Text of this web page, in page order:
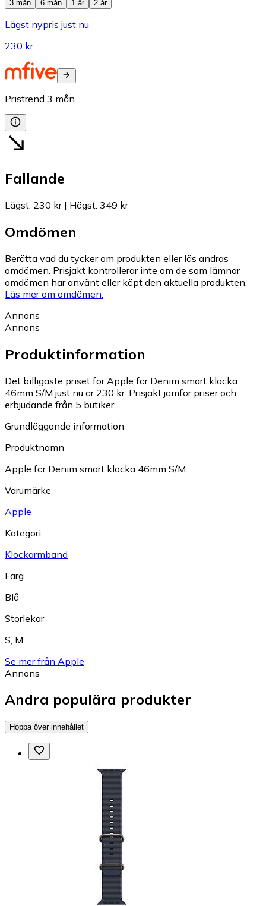
3 mån 6 mån 1 år 2 år
Lägst nypris just nu
230 kr
Pristrend 3 mån
Fallande
Lägst: 230 kr| Högst: 349 kr
Omdömen
Berätta vad du tycker om produkten eller läs andras
omdömen. Prisjakt kontrollerar inte om de som lämnar
omdömen har använt eller köpt den aktuella produkten.
Läs mer om omdömen.
Annons
Annons
Produktinformation
Det billigaste priset för Apple för Denim smart klocka
46mm S/M just nu är 230 kr. Prisjakt jämför priser och
erbjudande från 5 butiker.
Grundläggande information
Produktnamn
Apple för Denim smart klocka 46mm S/M
Varumärke
Apple
Kategori
Klockarmband
Färg
Blå
Storlekar
S M
Se mer från Apple
Annons
Andra populära produkter
Hoppa över innehållet